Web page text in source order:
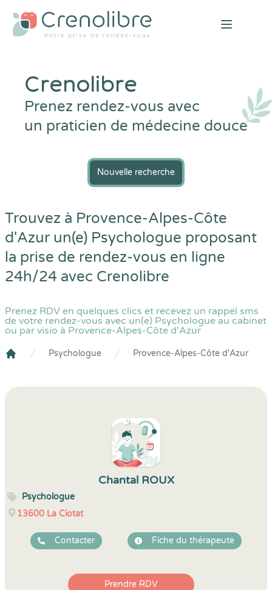
Open
Crenolibre
Prenez rendez-vous avec
un praticien de médecine douce
Nouvelle recherche
Trouvez à Provence-Alpes-Côte
d'Azur un(e) Psychologue proposant
la prise de rendez-vous en ligne
24h/24 avec Crenolibre
Prenez RDV en quelques clics et recevez un rappel sms
de votre rendez-vous avec un(e) Psychologue au cabinet
ou par visio à Provence-Alpes-Côte d'Azur
Psychologue Provence-Alpes-Côte d'Azur
Chantal ROUX
Psychologue
13600 La Ciotat
Contacter Fiche du thérapeute
Prendre RDV